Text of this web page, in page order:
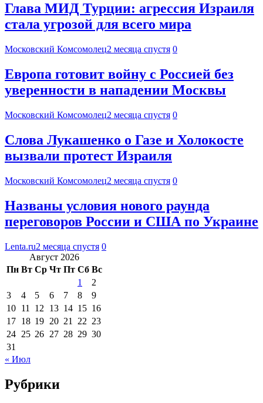
Глава МИД Турции: агрессия Израиля
стала угрозой для всего мира
Московский Комсомолец2 месяца спустя 0
Европа готовит войну с Россией без
уверенности в нападении Москвы
Московский Комсомолец2 месяца спустя 0
Слова Лукашенко о Газе и Холокосте
вызвали протест Израиля
Московский Комсомолец2 месяца спустя 0
Названы условия нового раунда
переговоров России и США по Украине
Lenta.ru2 месяца спустя 0
Август 2026
Пн Вт Ср Чт Пт Сб Вс
1
2
3
4 5 6 7 8
9
10 11 12 13 14 15 16
17 18 19 20 21 22 23
24 25 26 27 28 29 30
31
« Июл
Рубрики